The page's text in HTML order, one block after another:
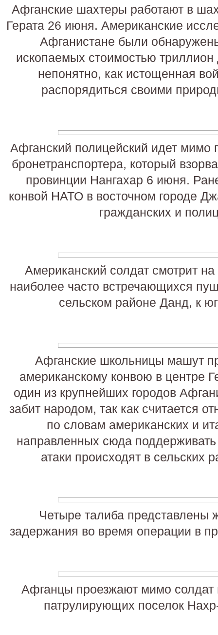
Афганские шахтеры работают в
Герата 26 июня. Американские
Афганистане были
ископаемых стоимостью
непонятно, как истощенная
распорядиться своими
Афганский полицейский идет мимо
бронетранспортера, который
провинции Нангахар 6 июня.
конвой НАТО в восточном городе
гражданских и
Американский солдат смотрит
наиболее часто встречающихся
сельском районе Данд, к
Афганские школьницы машут
американскому конвою в центре
один из крупнейших городов
забит народом, так как считается
по словам американских и
направленных сюда
атаки происходят в сельских
Четыре талиба представлены
задержания во время операции в
Афганцы проезжают мимо солдат
патрулирующих поселок